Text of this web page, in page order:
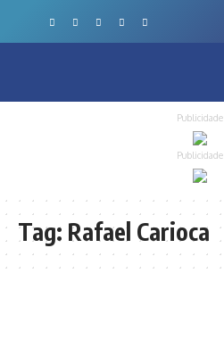
Publicidade
Publicidade
Tag: Rafael Carioca